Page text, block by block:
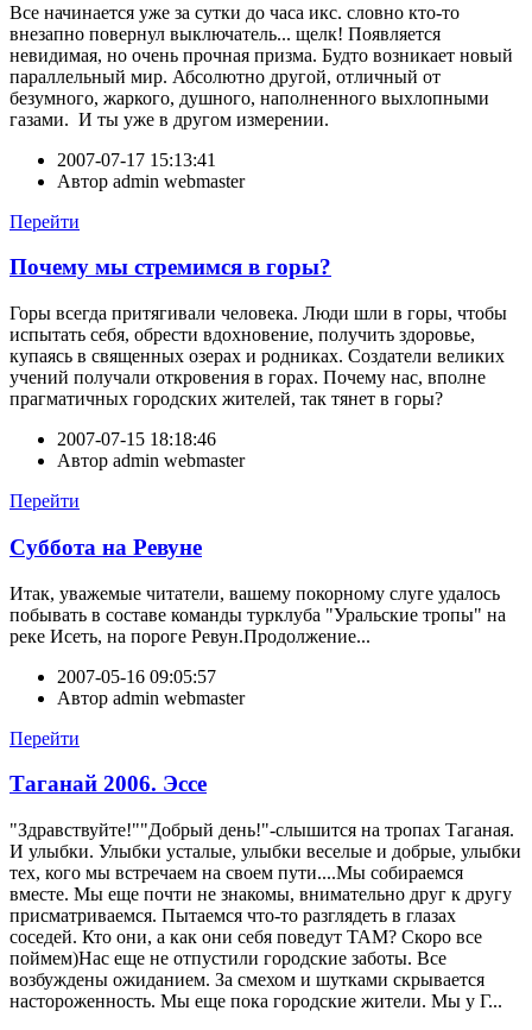
Все начинается уже за сутки до часа икс. словно кто-то
внезапно повернул выключатель... щелк! Появляется
невидимая, но очень прочная призма. Будто возникает новый
параллельный мир. Абсолютно другой, отличный от
безумного, жаркого, душного, наполненного выхлопными
газами. И ты уже в другом измерении.
2007-07-17 15:13:41
Автор admin webmaster
Перейти
Почему мы стремимся в горы?
Горы всегда притягивали человека. Люди шли в горы, чтобы
испытать себя, обрести вдохновение, получить здоровье,
купаясь в священных озерах и родниках. Создатели великих
учений получали откровения в горах. Почему нас, вполне
прагматичных городских жителей, так тянет в горы?
2007-07-15 18:18:46
Автор admin webmaster
Перейти
Суббота на Ревуне
Итак, уважемые читатели, вашему покорному слуге удалось
побывать в составе команды турклуба "Уральские тропы" на
реке Исеть, на пороге Ревун.Продолжение...
2007-05-16 09:05:57
Автор admin webmaster
Перейти
Таганай 2006. Эссе
"Здравствуйте!""Добрый день!"-слышится на тропах Таганая.
И улыбки. Улыбки усталые, улыбки веселые и добрые, улыбки
тех, кого мы встречаем на своем пути....Мы собираемся
вместе. Мы еще почти не знакомы, внимательно друг к другу
присматриваемся. Пытаемся что-то разглядеть в глазах
соседей. Кто они, а как они себя поведут ТАМ? Скоро все
поймем)Нас еще не отпустили городские заботы. Все
возбуждены ожиданием. За смехом и шутками скрывается
настороженность. Мы еще пока городские жители. Мы у Г...